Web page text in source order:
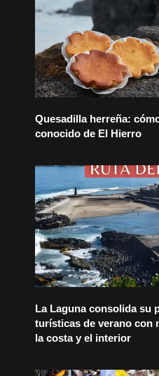
Quesadilla herreña:
conocido de El Hierro
La Laguna consolida su
turísticas de verano con
la costa y el interior